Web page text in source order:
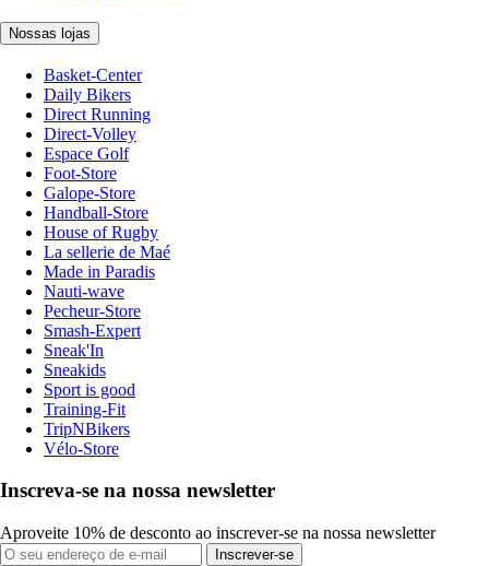
Nossas lojas
Basket-Center
Daily Bikers
Direct Running
Direct-Volley
Espace Golf
Foot-Store
Galope-Store
Handball-Store
House of Rugby
La sellerie de Maé
Made in Paradis
Nauti-wave
Pecheur-Store
Smash-Expert
Sneak'In
Sneakids
Sport is good
Training-Fit
TripNBikers
Vélo-Store
Inscreva-se na nossa newsletter
Aproveite 10% de desconto ao inscrever-se na nossa newsletter
Inscrever-se